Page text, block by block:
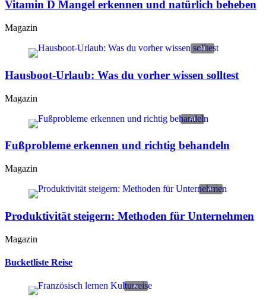
Vitamin D Mangel erkennen und natürlich beheben
Magazin
Hausboot-Urlaub: Was du vorher wissen solltest
Magazin
Fußprobleme erkennen und richtig behandeln
Magazin
Produktivität steigern: Methoden für Unternehmen
Magazin
Bucketliste Reise